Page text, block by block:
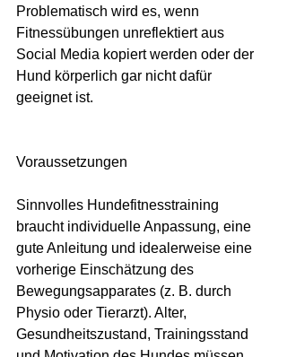
Problematisch wird es, wenn
Fitnessübungen unreflektiert aus
Social Media kopiert werden oder der
Hund körperlich gar nicht dafür
geeignet ist.
Voraussetzungen
Sinnvolles Hundefitnesstraining
braucht individuelle Anpassung, eine
gute Anleitung und idealerweise eine
vorherige Einschätzung des
Bewegungsapparates (z. B. durch
Physio oder Tierarzt). Alter,
Gesundheitszustand, Trainingsstand